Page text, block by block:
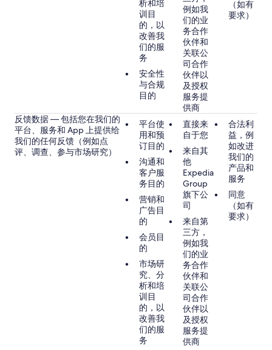
析和培
训目
的，以
改善我
们的服
务
安全性
与合规
目的
例如我
们的业
务合作
伙伴和
关联公
司合作
伙伴以
及授权
服务提
供商
（如有
要求）
反馈数据 — 包括您在我们的
平台、服务和 App 上提供给
我们的任何反馈（例如点
评、调查、参与市场研究）
平台使
用和预
订目的
沟通和
客户服
务目的
营销和
广告目
的
会员目
的
市场研
究、分
析和培
训目
的，以
改善我
们的服
务
直接来
自于您
来自其
他
Expedia
Group
旗下公
司
来自第
三方，
例如我
们的业
务合作
伙伴和
关联公
司合作
伙伴以
及授权
服务提
供商
合法利
益，例
如改进
我们的
产品和
服务
同意
（如有
要求）